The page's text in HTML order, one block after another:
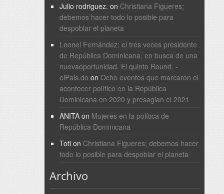
Julio rodriguez. on Christiana Figueres;
debemos hacer todo lo posible para
despoblar el planeta
Leonel Fernández: el tres veces presidente
de República Dominicana, en busca de una
nuevaoportunidad. El quinto Round. -
elPais.do on Ocho eventos que marcaron el
acontecer político en la República
Dominicana en 2020 y presagian el 2021
ANITAon Mujeres en la política de
República Dominicana
Totion Christiana Figueres; debemos hacer
todo lo posible para despoblar el planeta
Archivo